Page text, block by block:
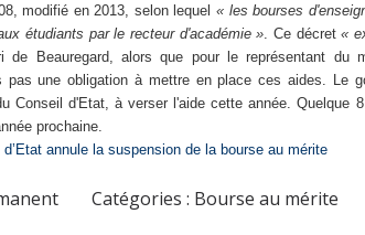
modifié en 2013, selon lequel« les bourses
étudiants par le recteur d'académie » . Ce décret«
de Beauregard, alors que pour le représentant du
pas une obligation à mettre en place ces aides. Le
Conseil d'Etat, à verser l'aide cette année. Quelque
prochaine.
d’Etat annule la suspension de la bourse au mérite
Catégories : Bourse au mérite